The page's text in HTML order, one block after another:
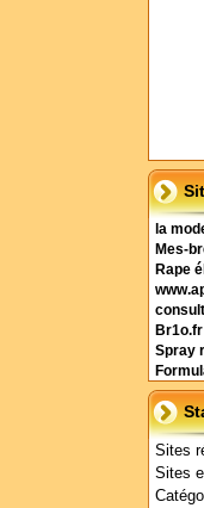
la
Mes-
Rape
Br1o.fr
Spray
Sites
Sites